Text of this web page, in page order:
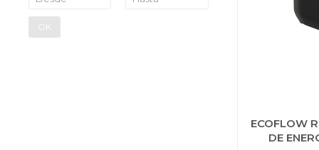
ECOFLOW
DE
OK